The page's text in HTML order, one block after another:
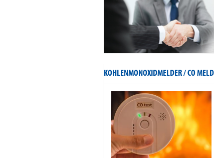
KOHLENMONOXIDMELDER / CO